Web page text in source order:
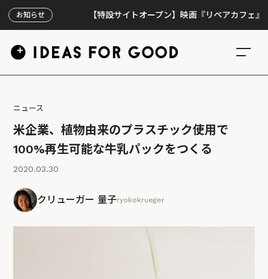
お知らせ 【特設サイトオープン】映画『リペアカフェ』、上映
ニュース
米企業、植物由来のプラスチック使用で
100%再生可能な牛乳パックをつくる
2020.03.30
クリューガー 量子ryokokrueger